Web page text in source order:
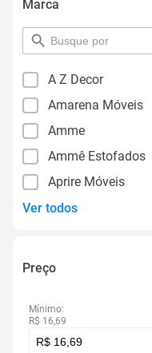
Marca
pesquisar
por
A Z Decor
Amarena Móveis
Amme
Ammê Estofados
Aprire Móveis
Ver todos
Preço
Mínimo:
R$ 16,69